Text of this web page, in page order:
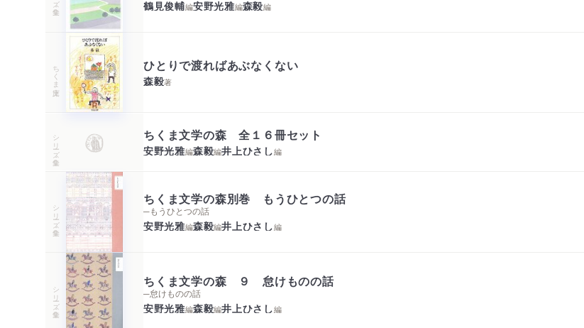
鶴見俊輔編安野光雅編森毅編
ちくま文庫 ひとりで渡ればあぶなくない
森毅著
シリーズ・全集 ちくま文学の森 全１６冊セット
安野光雅編森毅編井上ひさし編
シリーズ・全集
ちくま文学の森別巻 もうひとつの話
─もうひとつの話
安野光雅編森毅編井上ひさし編
シリーズ・全集
ちくま文学の森 ９ 怠けものの話
─怠けものの話
安野光雅編森毅編井上ひさし編